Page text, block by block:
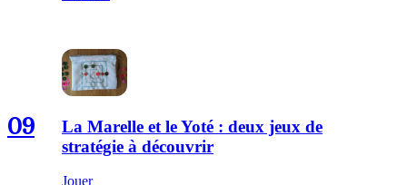
09
La Marelle et le Yoté : deux jeux de
stratégie à découvrir
Jouer